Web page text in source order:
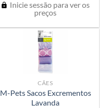
Inicie sessão para ver os
preços
CÃES
M-Pets Sacos Excrementos
Lavanda